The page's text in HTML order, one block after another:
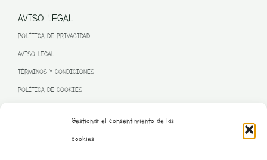
Gestionar el consentimiento de las
cookies
AVISO LEGAL
POLÍTICA DE PRIVACIDAD
AVISO LEGAL
TÉRMINOS Y CONDICIONES
POLÍTICA DE COOKIES